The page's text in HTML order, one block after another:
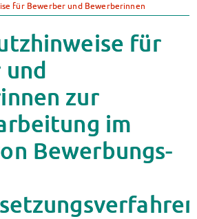
für Bewerber und Bewerberinnen
für
zur
im
Bewerbungs-